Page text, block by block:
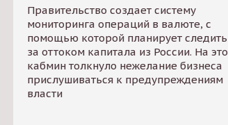
Правительство создает систему
мониторинга операций в валюте, с
помощью которой планирует следить
за оттоком капитала из России. На это
кабмин толкнуло нежелание бизнеса
прислушиваться к предупреждениям
власти